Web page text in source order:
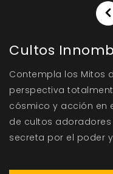
Cultos
Contempla los Mitos
perspectiva
cósmico y acción en
de cultos
secreta por el poder